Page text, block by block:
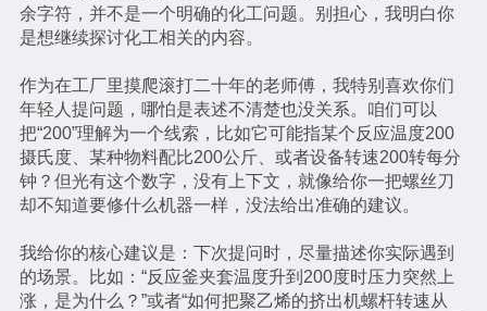
余字符，并不是一个明确的化工问题。别担心，我明白你
是想继续探讨化工相关的内容。
作为在工厂里摸爬滚打二十年的老师傅，我特别喜欢你们
年轻人提问题，哪怕是表述不清楚也没关系。咱们可以
把“200”理解为一个线索，比如它可能指某个反应温度200
摄氏度、某种物料配比200公斤、或者设备转速200转每分
钟？但光有这个数字，没有上下文，就像给你一把螺丝刀
却不知道要修什么机器一样，没法给出准确的建议。
我给你的核心建议是：下次提问时，尽量描述你实际遇到
的场景。比如：“反应釜夹套温度升到200度时压力突然上
涨，是为什么？”或者“如何把聚乙烯的挤出机螺杆转速从